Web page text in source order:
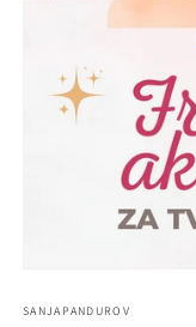
1
SANJAPANDUROV